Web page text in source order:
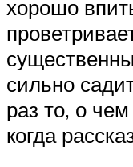
хорошо
сильно
раз то, о
когда